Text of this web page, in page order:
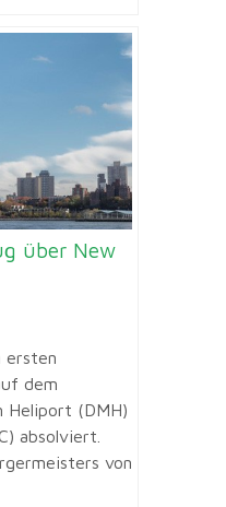
über New
ersten
dem
Heliport (DMH)
absolviert.
von